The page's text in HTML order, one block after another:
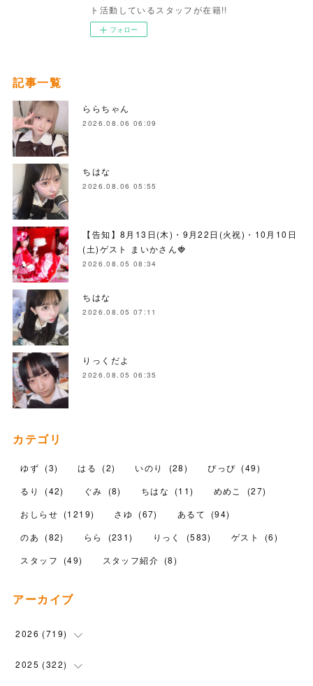
ト活動しているスタッフが在籍!!
フォロー
記事一覧
ららちゃん
2026.08.06 06:09
ちはな
2026.08.06 05:55
【告知】8月13日(木)・9月22日(火祝)・10月10日
(土)ゲスト まいかさん🍓
2026.08.05 08:34
ちはな
2026.08.05 07:11
りっくだよ
2026.08.05 06:35
カテゴリ
ゆず (3) はる (2) いのり (28) ぴっぴ (49)
るり
(42) ぐみ (8) ちはな (11) めめこ (27)
おしらせ (1219) さゆ (67) あるて (94)
のあ
(82) らら (231) りっく (583) ゲスト (6)
スタッフ
(49) スタッフ紹介 (8)
アーカイブ
2026 (719)
(12)
2025 (322)